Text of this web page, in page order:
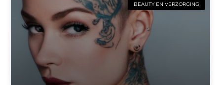
BEAUTY EN VERZORGING